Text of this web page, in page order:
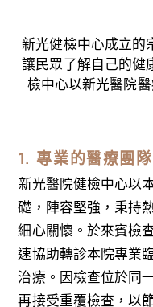
新光健檢中心成立的
讓民眾了解自己的健
檢中心以新光醫院
1. 專業的醫療團隊
新光醫院健檢中心以
礎，陣容堅強，秉持
細心關懷。於來賓檢
速協助轉診本院專業
治療。因檢查位於同
再接受重覆檢查，以